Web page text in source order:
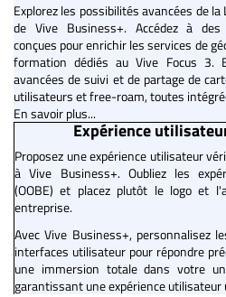
Explorez les possibilités avancées de
de Vive Business+. Accédez à
conçues pour enrichir les services de
formation dédiés au Vive Focus 3.
avancées de suivi et de partage de
utilisateurs et free-roam, toutes
En savoir plus...
Expérience
Proposez une expérience utilisateur
à Vive Business+. Oubliez les
(OOBE) et placez plutôt le logo et
entreprise.
Avec Vive Business+, personnalisez
interfaces utilisateur pour répondre
une immersion totale dans votre
garantissant une expérience utilisateur